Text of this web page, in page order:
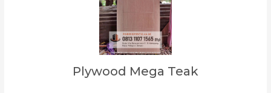
Plywood Mega Teak